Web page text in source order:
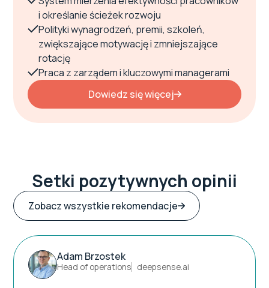
i określanie ścieżek rozwoju
Polityki wynagrodzeń, premii, szkoleń,
zwiększające motywację i zmniejszające
rotację
Praca z zarządem i kluczowymi managerami
Dowiedz się więcej
Setki pozytywnych opinii
Zobacz wszystkie rekomendacje
Adam Brzostek
Head of operations deepsense.ai